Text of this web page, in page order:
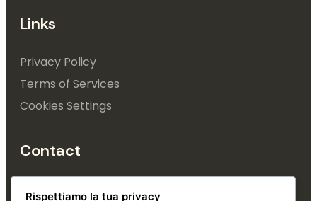
Links
Privacy Policy
Terms of Services
Cookies Settings
Contact
+39 353 4993 740
Rispettiamo la tua privacy